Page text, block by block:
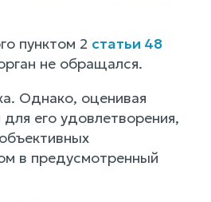
пунктом 2 статьи 48
не обращался.
Однако, оценивая
его удовлетворения,
в предусмотренный